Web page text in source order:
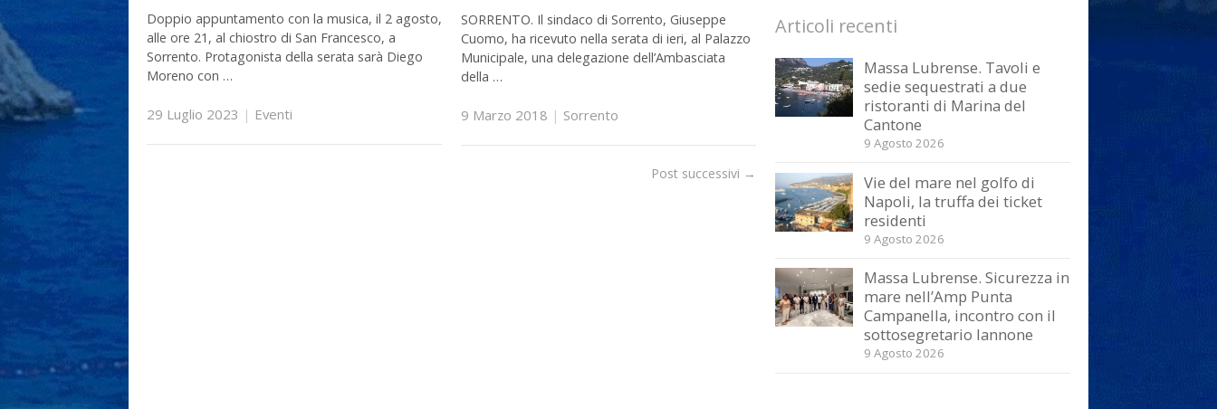
Doppio appuntamento con la musica, il 2 agosto,
alle ore 21, al chiostro di San Francesco, a
Sorrento. Protagonista della serata sarà Diego
Moreno con …
29 Luglio 2023 | Eventi
SORRENTO. Il sindaco di Sorrento, Giuseppe
Cuomo, ha ricevuto nella serata di ieri, al Palazzo
Municipale, una delegazione dell’Ambasciata
della …
9 Marzo 2018 | Sorrento
Post successivi →
Articoli recenti
Massa Lubrense. Tavoli e
sedie sequestrati a due
ristoranti di Marina del
Cantone
9 Agosto 2026
Vie del mare nel golfo di
Napoli, la truffa dei ticket
residenti
9 Agosto 2026
Massa Lubrense. Sicurezza in
mare nell’Amp Punta
Campanella, incontro con il
sottosegretario Iannone
9 Agosto 2026